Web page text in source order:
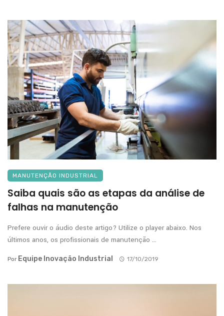
MANUTENÇÃO INDUSTRIAL
Saiba quais são as etapas da análise de
falhas na manutenção
Prefere ouvir o áudio deste artigo? Utilize o player abaixo. Nos
últimos anos, os profissionais de manutenção ...
Por Equipe Inovação Industrial 17/10/2019